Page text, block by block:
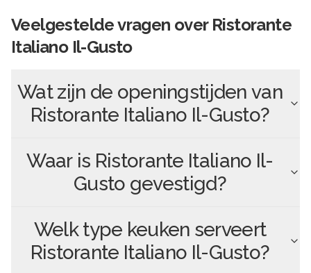
Veelgestelde vragen over Ristorante
Italiano Il-Gusto
Wat zijn de openingstijden van
Ristorante Italiano Il-Gusto?
Waar is Ristorante Italiano Il-
Gusto gevestigd?
Welk type keuken serveert
Ristorante Italiano Il-Gusto?